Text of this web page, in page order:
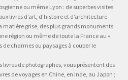
ou même Lyon : de superbes visites
livres d’art, d’histoire et d’architecture
matière grise, des plus grands monuments
région ou même de toute la France au «
charmes ou paysages à couper le
livres de photographes, vous présentent des
de voyages en Chine, en Inde, au Japon ;